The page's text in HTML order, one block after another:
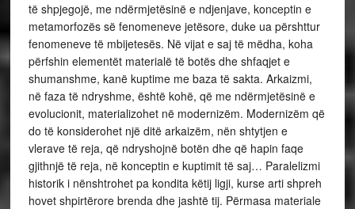
të shpjegojë, me ndërmjetësinë e ndjenjave, konceptin e
metamorfozës së fenomeneve jetësore, duke ua përshttur
fenomeneve të mbijetesës. Në vijat e saj të mëdha, koha
përfshin elementët materialë të botës dhe shfaqjet e
shumanshme, kanë kuptime me baza të sakta. Arkaizmi,
në faza të ndryshme, është kohë, që me ndërmjetësinë e
evolucionit, materializohet në modernizëm. Modernizëm që
do të konsiderohet një ditë arkaizëm, nën shtytjen e
vlerave të reja, që ndryshojnë botën dhe që hapin faqe
gjithnjë të reja, në konceptin e kuptimit të saj… Paralelizmi
historik i nënshtrohet pa kondita këtij ligji, kurse arti shpreh
hovet shpirtërore brenda dhe jashtë tij. Përmasa materiale